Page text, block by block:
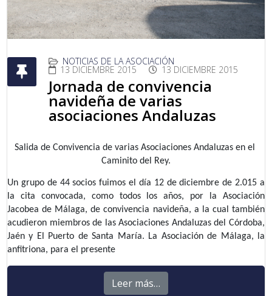
NOTICIAS DE LA ASOCIACIÓN
13 DICIEMBRE 2015 13 DICIEMBRE 2015
Jornada de convivencia
navideña de varias
asociaciones Andaluzas
Salida de Convivencia de varias Asociaciones Andaluzas en el
Caminito del Rey.
Un grupo de 44 socios fuimos el día 12 de diciembre de 2.015 a
la cita convocada, como todos los años, por la Asociación
Jacobea de Málaga, de convivencia navideña, a la cual también
acudieron miembros de las Asociaciones Andaluzas del Córdoba,
Jaén y El Puerto de Santa María. La Asociación de Málaga, la
anfitriona, para el presente
Leer más…